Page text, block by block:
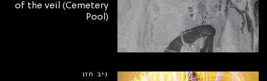
of the veil (Cemetery
Pool)
ניב חזן